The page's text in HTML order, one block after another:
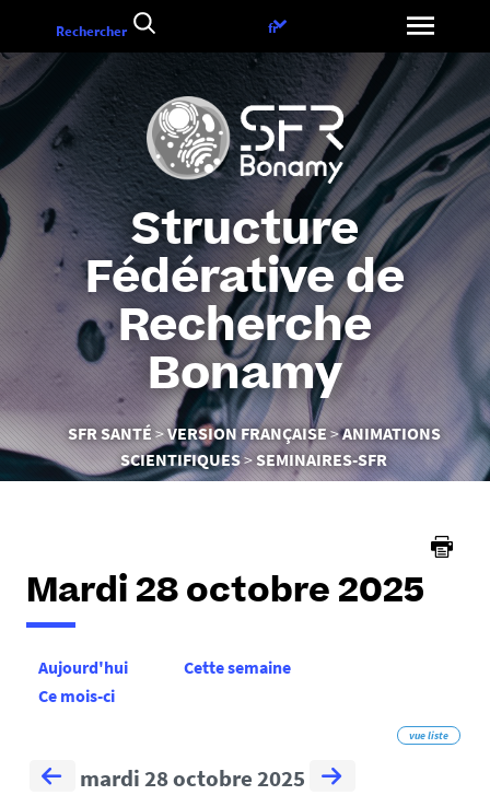
contenu
Structure
Fédérative de
Recherche
Bonamy
Vous
êtes
ici :
SFR SANTÉ VERSION FRANÇAISE
ANIMATIONS
SCIENTIFIQUES
SEMINAIRES-SFR
Rechercher
Choix
la
langue
fr
Mardi 28 octobre 2025
Aujourd'hui
Cette semaine
Ce mois-ci
vue liste
mardi 28 octobre 2025